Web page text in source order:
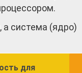
а система (ядро)
для